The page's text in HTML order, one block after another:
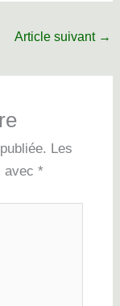
Article suivant →
Les
avec *